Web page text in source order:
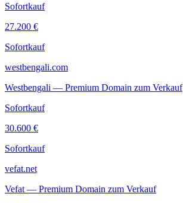
Sofortkauf
27.200 €
Sofortkauf
westbengali.com
Westbengali — Premium Domain zum Verkauf
Sofortkauf
30.600 €
Sofortkauf
vefat.net
Vefat — Premium Domain zum Verkauf